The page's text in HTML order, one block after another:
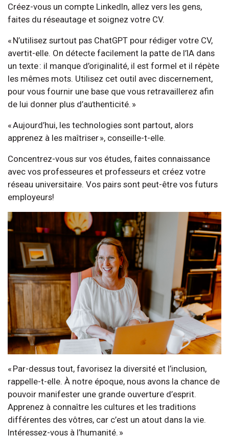
Créez-vous un compte LinkedIn, allez vers les gens,
faites du réseautage et soignez votre CV.
« N’utilisez surtout pas ChatGPT pour rédiger votre CV,
avertit-elle. On détecte facilement la patte de l’IA dans
un texte : il manque d’originalité, il est formel et il répète
les mêmes mots. Utilisez cet outil avec discernement,
pour vous fournir une base que vous retravaillerez afin
de lui donner plus d’authenticité. »
« Aujourd’hui, les technologies sont partout, alors
apprenez à les maîtriser », conseille-t-elle.
Concentrez-vous sur vos études, faites connaissance
avec vos professeures et professeurs et créez votre
réseau universitaire. Vos pairs sont peut-être vos futurs
employeurs!
« Par-dessus tout, favorisez la diversité et l’inclusion,
rappelle-t-elle. À notre époque, nous avons la chance de
pouvoir manifester une grande ouverture d’esprit.
Apprenez à connaître les cultures et les traditions
différentes des vôtres, car c’est un atout dans la vie.
Intéressez-vous à l’humanité. »